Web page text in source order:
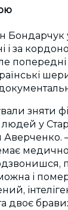
Бондарчук
і за
зняти
у
Аверченко.
і
двоє